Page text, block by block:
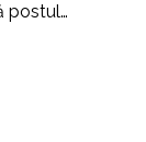
postul…